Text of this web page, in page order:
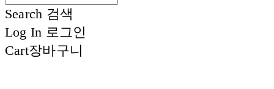
Search 검색
Log In 로그인
Cart장바구니